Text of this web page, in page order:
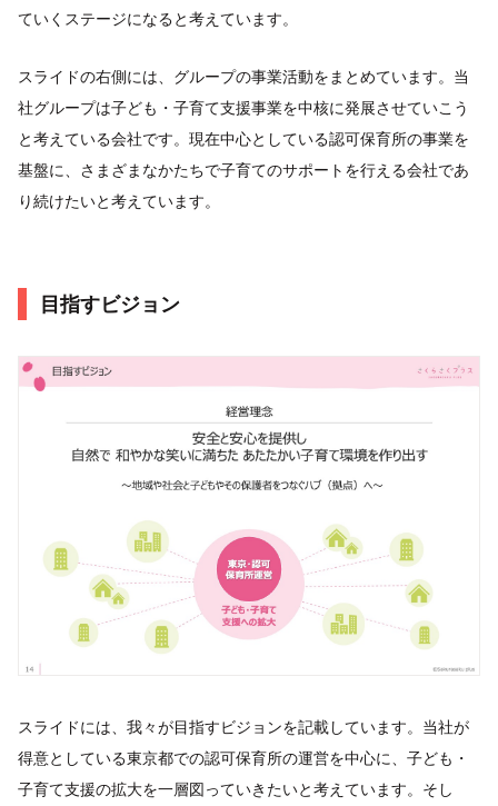
ていくステージになると考えています。
スライドの右側には、グループの事業活動をまとめています。当
社グループは子ども・子育て支援事業を中核に発展させていこう
と考えている会社です。現在中心としている認可保育所の事業を
基盤に、さまざまなかたちで子育てのサポートを行える会社であ
り続けたいと考えています。
目指すビジョン
スライドには、我々が目指すビジョンを記載しています。当社が
得意としている東京都での認可保育所の運営を中心に、子ども・
子育て支援の拡大を一層図っていきたいと考えています。そし